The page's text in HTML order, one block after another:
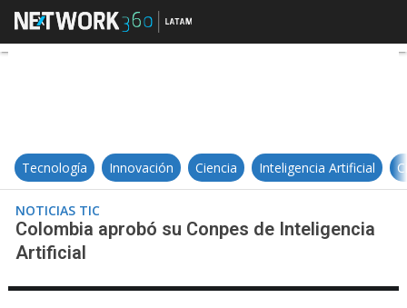
Colombia aprobó su Conpes de
Tecnología Innovación Ciencia Inteligencia Artificial
NOTICIAS TIC
Colombia aprobó su Conpes de Inteligencia
Artificial